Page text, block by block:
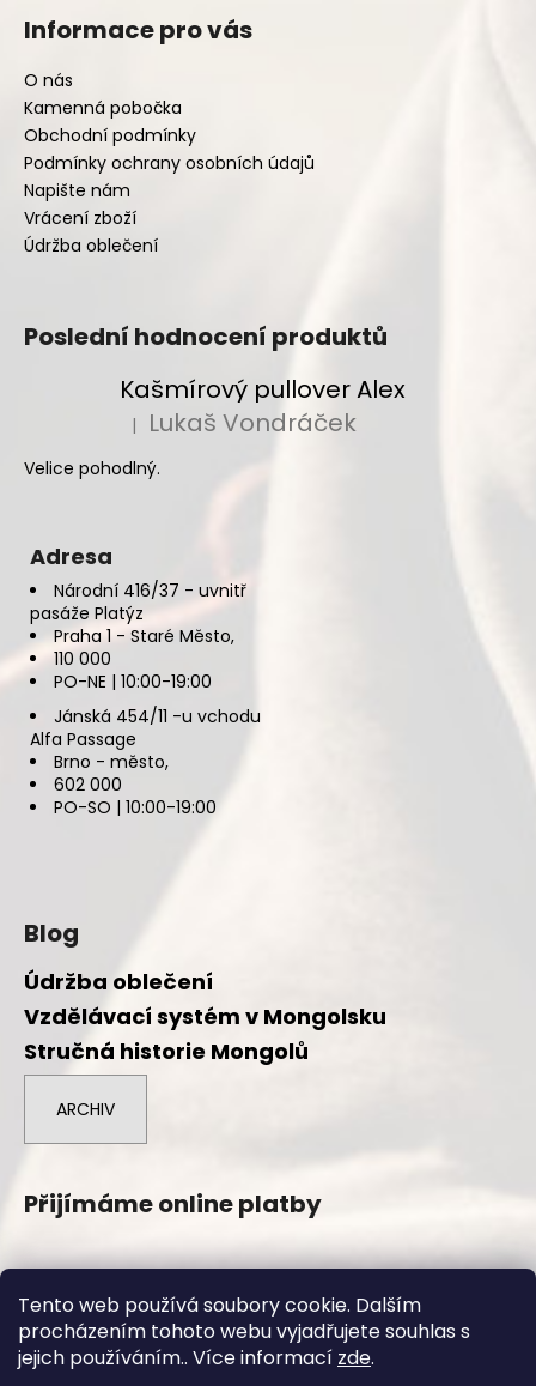
Tento web používá soubory cookie. Dalším
procházením tohoto webu vyjadřujete souhlas s
jejich používáním.. Více informací zde.
Informace pro vás
O nás
Kamenná pobočka
Obchodní podmínky
Podmínky ochrany osobních údajů
Napište nám
Vrácení zboží
Údržba oblečení
Poslední hodnocení produktů
Kašmírový pullover Alex
Hodnocení produktu je 5 z 5 hvězdiček.
| Lukaš Vondráček
Velice pohodlný.
Adresa
Národní 416/37 - uvnitř
pasáže Platýz
Praha 1 - Staré Město,
110 000
PO-NE | 10:00-19:00
Jánská 454/11 -u vchodu
Alfa Passage
Brno - město,
602 000
PO-SO | 10:00-19:00
Blog
Údržba oblečení
Vzdělávací systém v Mongolsku
Stručná historie Mongolů
ARCHIV
Přijímáme online platby
Vytvořil Shoptet
Copyright 2026